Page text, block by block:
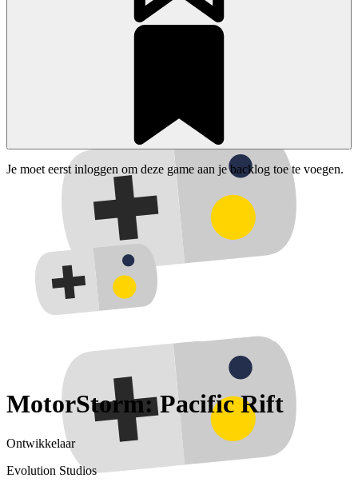
Je moet eerst inloggen om deze game aan je backlog toe te voegen.
MotorStorm: Pacific Rift
Ontwikkelaar
Evolution Studios